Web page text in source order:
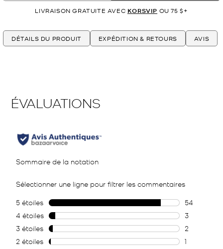
LIVRAISON GRATUITE AVEC KORSVIP OU 75 $+
DÉTAILS DU PRODUIT EXPÉDITION & RETOURS AVIS